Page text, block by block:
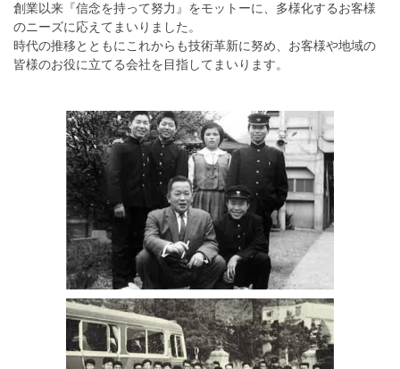
創業以来『信念を持って努力』をモットーに、多様化するお客様
のニーズに応えてまいりました。
時代の推移とともにこれからも技術革新に努め、お客様や地域の
皆様のお役に立てる会社を目指してまいります。